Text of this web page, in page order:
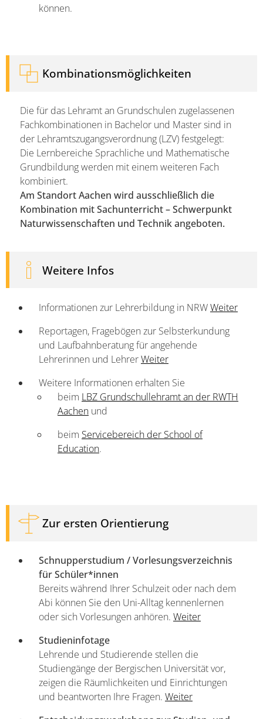
können.
Kombinationsmöglichkeiten
Die für das Lehramt an Grundschulen zugelassenen
Fachkombinationen in Bachelor und Master sind in
der Lehramtszugangsverordnung (LZV) festgelegt:
Die Lernbereiche Sprachliche und Mathematische
Grundbildung werden mit einem weiteren Fach
kombiniert.
Am Standort Aachen wird ausschließlich die
Kombination mit Sachunterricht – Schwerpunkt
Naturwissenschaften und Technik angeboten.
Weitere Infos
Informationen zur Lehrerbildung in NRWWeiter
Reportagen, Fragebögen zur Selbsterkundung
und Laufbahnberatung für angehende
Lehrerinnen und LehrerWeiter
Weitere Informationen erhalten Sie
beim LBZ Grundschullehramt an der RWTH
Aachen und
beim Servicebereich der School of
Education.
Zur ersten Orientierung
Schnupperstudium / Vorlesungsverzeichnis
für Schüler*innen
Bereits während Ihrer Schulzeit oder nach dem
Abi können Sie den Uni-Alltag kennenlernen
oder sich Vorlesungen anhören. Weiter
Studieninfotage
Lehrende und Studierende stellen die
Studiengänge der Bergischen Universität vor,
zeigen die Räumlichkeiten und Einrichtungen
und beantworten Ihre Fragen. Weiter